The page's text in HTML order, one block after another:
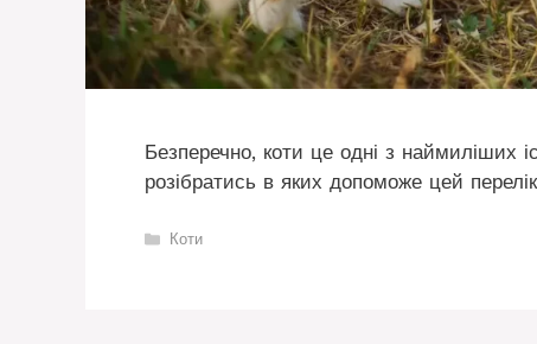
Безперечно, коти це одні з наймиліших
розібратись в яких допоможе цей
Категорії
Коти